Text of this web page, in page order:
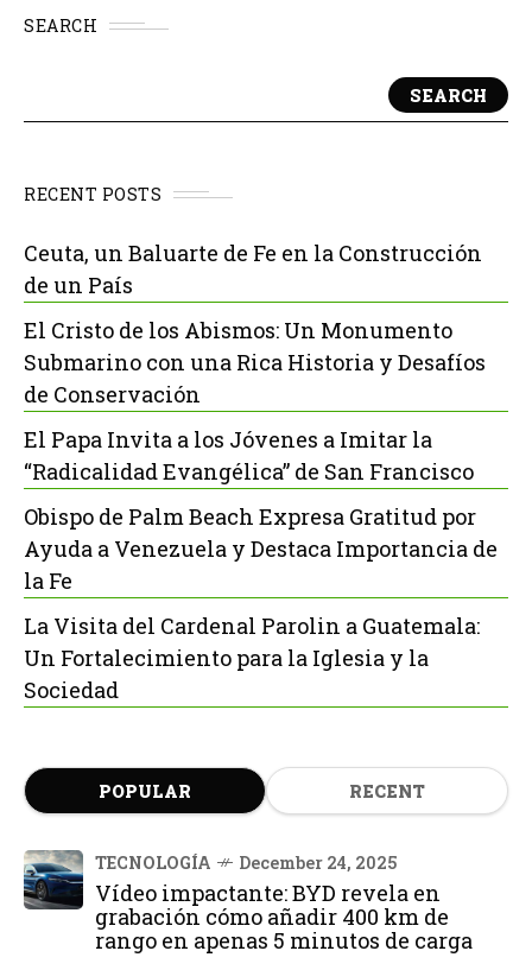
SEARCH
SEARCH
RECENT POSTS
Ceuta, un Baluarte de Fe en la Construcción
de un País
El Cristo de los Abismos: Un Monumento
Submarino con una Rica Historia y Desafíos
de Conservación
El Papa Invita a los Jóvenes a Imitar la
“Radicalidad Evangélica” de San Francisco
Obispo de Palm Beach Expresa Gratitud por
Ayuda a Venezuela y Destaca Importancia de
la Fe
La Visita del Cardenal Parolin a Guatemala:
Un Fortalecimiento para la Iglesia y la
Sociedad
POPULAR RECENT
TECNOLOGÍA December 24, 2025
Vídeo impactante: BYD revela en
grabación cómo añadir 400 km de
rango en apenas 5 minutos de carga